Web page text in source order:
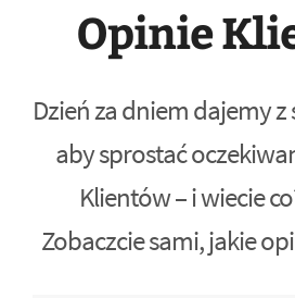
Opinie
Dzień za dniem dajemy
aby sprostać
Klientów – i wiecie
Zobaczcie sami, jakie